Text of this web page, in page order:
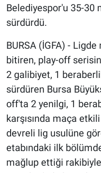
Belediyespor'u 35-
sürdürdü.
BURSA (İGFA) -
bitiren, play-off
2 galibiyet, 1
sürdüren Bursa
off'ta 2 yenilgi, 1
karşısında maça
devreli lig usulüne
etabındaki ilk
mağlup ettiği